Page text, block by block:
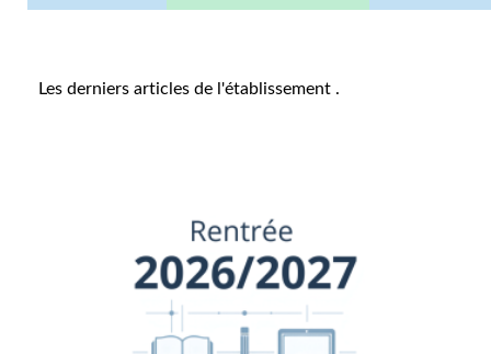
Les derniers articles de l'établissement .